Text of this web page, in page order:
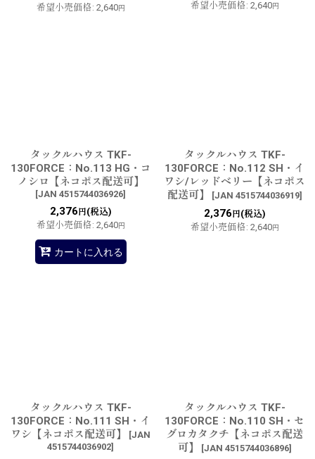
希望小売価格: 2,640円 希望小売価格: 2,640円
タックルハウス TKF-
130FORCE：No.113 HG・コ
ノシロ【ネコポス配送可】
[JAN 4515744036926]
2,376 円(税込)
希望小売価格: 2,640円
カートに入れる
タックルハウス TKF-
130FORCE：No.112 SH・イ
ワシ/レッドベリー【ネコポス
配送可】
[JAN 4515744036919]
2,376 円(税込)
希望小売価格: 2,640円
タックルハウス TKF-
130FORCE：No.111 SH・イ
ワシ【ネコポス配送可】
[JAN
4515744036902]
タックルハウス TKF-
130FORCE：No.110 SH・セ
グロカタクチ【ネコポス配送
可】
[JAN 4515744036896]